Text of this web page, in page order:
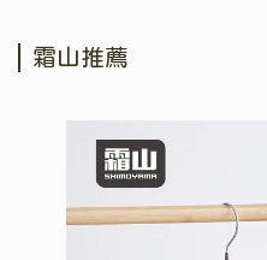
霜山推薦